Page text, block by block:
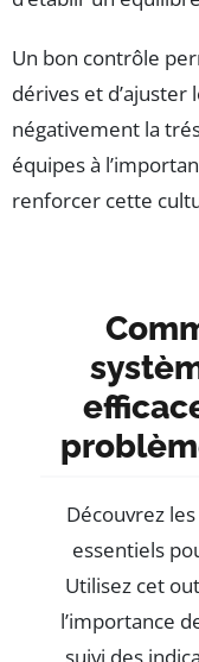
Un bon contrôle
dérives et d’ajuster
négativement la
équipes à
renforcer cette
Découvrez
essentiels
Utilisez cet
l’importance
suivi des